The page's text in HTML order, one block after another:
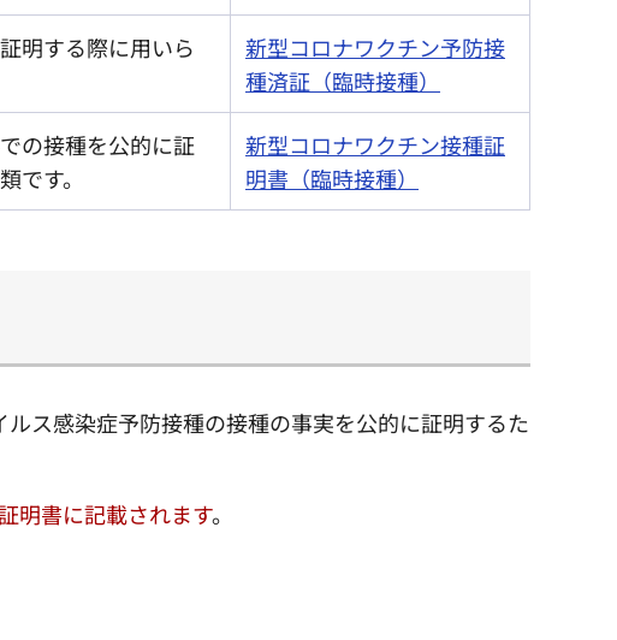
明する際に用いら
新型コロナワクチン予防接
種済証（臨時接種）
での接種を公的に証
です。
新型コロナワクチン接種証
明書（臨時接種）
ルス感染症予防接種の接種の事実を公的に証明するた
明書に記載されます。